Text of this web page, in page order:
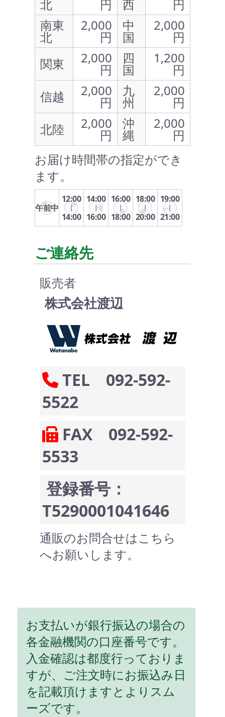
北 円 西
円
南東
北
2,000
円
中
国
2,000
円
関東
2,000
円
四
国
1,200
円
信越
2,000
円
九
州
2,000
円
北陸
2,000
円
沖
縄
2,000
円
お届け時間帯の指定ができ
ます。
午前中
12:00
14:00
14:00
16:00
16:00
18:00
18:00
20:00
19:00
21:00
ご連絡先
販売者
株式会社渡辺
TEL 092-592-
5522
FAX 092-592-
5533
登録番号：
T5290001041646
通販のお問合せはこちら
へお願いします。
お支払いが銀行振込の場合の
各金融機関の口座番号です。
入金確認は都度行っておりま
すが、ご注文時にお振込み日
を記載頂けますとよりスム
ーズです。